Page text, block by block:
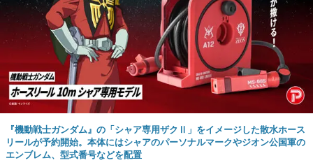
『機動戦士ガンダム』の「シャア専用ザクⅡ」をイメージした散水ホース
リールが予約開始。本体にはシャアのパーソナルマークやジオン公国軍の
エンブレム、型式番号などを配置